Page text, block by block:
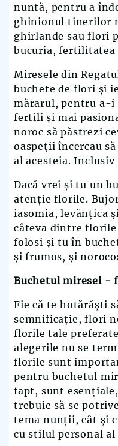
nuntă, pentru a
ghinionul tinerilor
ghirlande sau flori
bucuria,
Miresele din
buchete de flori și
mărarul, pentru a-i
fertili și mai
noroc să păstrezi
oaspeții încercau
al acesteia. Inclusiv
Dacă vrei și tu un
atenție florile.
iasomia, levănțica
câteva dintre florile
folosi și tu în
și frumos, și
Buchetul miresei -
Fie că te hotărăști
semnificație, flori
florile tale
alegerile nu se
florile sunt
pentru buchetul
fapt, sunt
trebuie să se
tema nunții, cât și
cu stilul personal al